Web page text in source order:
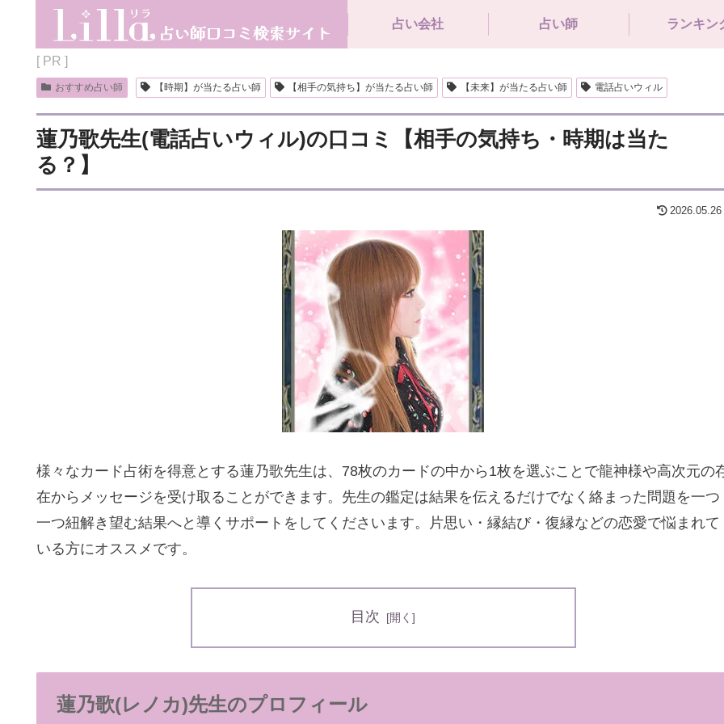
占い会社 占い師 ランキン
[ PR ]
おすすめ占い師 【時期】が当たる占い師 【相手の気持ち】が当たる占い師 【未来】が当たる占い師 電話占いウィル
蓮乃歌先生(電話占いウィル)の口コミ【相手の気持ち・時期は当た
る？】
2026.05.26
様々なカード占術を得意とする蓮乃歌先生は、78枚のカードの中から1枚を選ぶことで龍神様や高次元の
在からメッセージを受け取ることができます。先生の鑑定は結果を伝えるだけでなく絡まった問題を一つ
一つ紐解き望む結果へと導くサポートをしてくださいます。片思い・縁結び・復縁などの恋愛で悩まれて
いる方にオススメです。
目次
蓮乃歌(レノカ)先生のプロフィール